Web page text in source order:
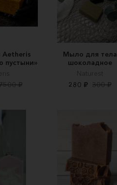
Aetheris
пустыни»
₽
Мыло для тела
шоколадное
Naturest
280 ₽ 300 ₽